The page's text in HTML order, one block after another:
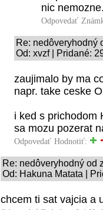
nic
Odpovedať
Re: nedôveryhodný
Od: xvzf | Pridané:
zaujimalo by ma
napr. take ceske
i ked s prichodom
sa mozu pozerat
Odpovedať Hodnotiť:
Re: nedôveryhodný od
Od: Hakuna Matata |
chcem ti sat vajcia a